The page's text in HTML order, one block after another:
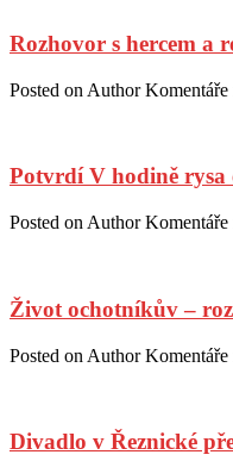
Rozhovor s hercem a
Posted on Author Komentáře
Potvrdí V hodině rysa
Posted on Author Komentáře
Život ochotníkův –
Posted on Author Komentáře
Divadlo v Řeznické